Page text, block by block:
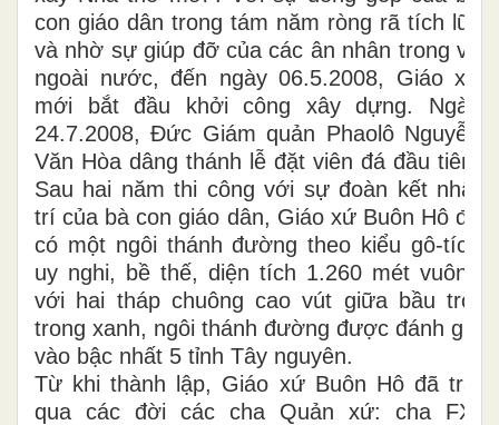
con giáo dân trong tám năm ròng rã tích lũy
và nhờ sự giúp đỡ của các ân nhân trong và
ngoài nước, đến ngày 06.5.2008, Giáo xứ
mới bắt đầu khởi công xây dựng. Ngày
24.7.2008, Đức Giám quản Phaolô Nguyễn
Văn Hòa dâng thánh lễ đặt viên đá đầu tiên.
Sau hai năm thi công với sự đoàn kết nhất
trí của bà con giáo dân, Giáo xứ Buôn Hô đã
có một ngôi thánh đường theo kiểu gô-tích
uy nghi, bề thế, diện tích 1.260 mét vuông
với hai tháp chuông cao vút giữa bầu trời
trong xanh, ngôi thánh đường được đánh giá
vào bậc nhất 5 tỉnh Tây nguyên.
Từ khi thành lập, Giáo xứ Buôn Hô đã trải
qua các đời các cha Quản xứ: cha FX.